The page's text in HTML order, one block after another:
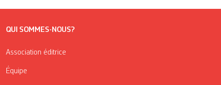
QUI SOMMES-NOUS?
Association éditrice
Équipe